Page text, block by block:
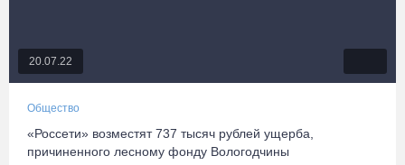
20.07.22
Общество
«Россети» возместят 737 тысяч рублей ущерба,
причиненного лесному фонду Вологодчины